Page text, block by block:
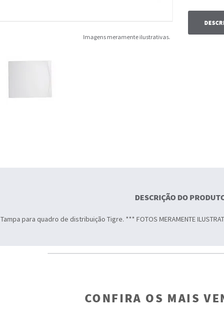
Imagens meramente ilustrativas.
DESCRIÇÃO DO
Tampa para quadro de distribuição Tigre. *** FOTOS MERAMENTE
CONFIRA OS MAIS